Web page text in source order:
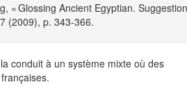
« Glossing Ancient Egyptian.
(2009), p. 343-366.
conduit à un système mixte où des